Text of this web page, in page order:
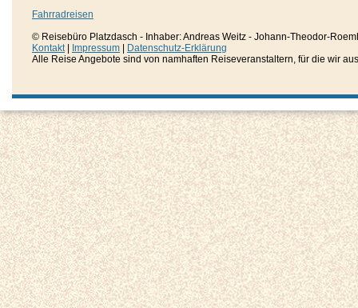
Fahrradreisen
© Reisebüro Platzdasch - Inhaber: Andreas Weitz - Johann-Theodor-
Kontakt| Impressum
Datenschutz-Erklärung
Alle Reise Angebote sind von namhaften Reiseveranstaltern, für die wir